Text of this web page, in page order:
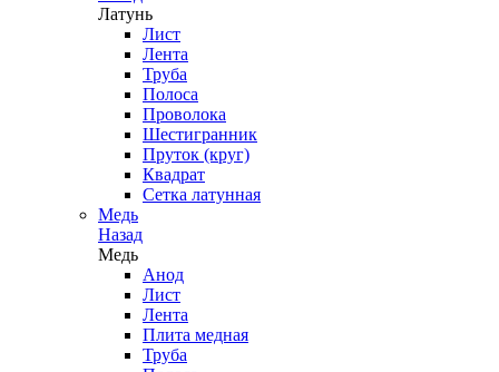
Латунь
Лист
Лента
Труба
Полоса
Проволока
Шестигранник
Пруток (круг)
Квадрат
Сетка латунная
Медь
Назад
Медь
Анод
Лист
Лента
Плита медная
Труба